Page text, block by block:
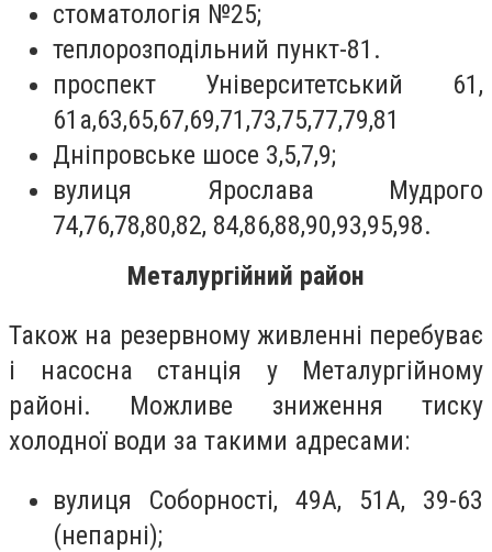
стоматологія №25;
теплорозподільний пункт-81.
проспект Університетський 61,
61а,63,65,67,69,71,73,75,77,79,81
Дніпровське шосе 3,5,7,9;
вулиця Ярослава Мудрого
74,76,78,80,82, 84,86,88,90,93,95,98.
Металургійний район
Також на резервному живленні перебуває
і насосна станція у Металургійному
районі. Можливе зниження тиску
холодної води за такими адресами:
вулиця Соборності, 49А, 51А, 39-63
(непарні);